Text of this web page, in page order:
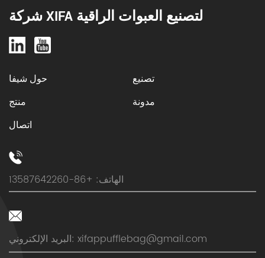
شركة XIFA لتصنيع العبوات الراقية
حول شيفا
تصنيع
منتج
مدونة
اتصال
الهاتف: +86-13587642260
البريد الإلكتروني: xifappufflebag@gmail.com